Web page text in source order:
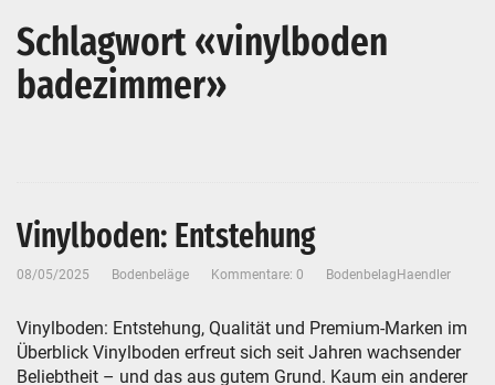
Schlagwort «vinylboden
badezimmer»
Vinylboden: Entstehung
08/05/2025 Bodenbeläge Kommentare: 0 BodenbelagHaendler
Vinylboden: Entstehung, Qualität und Premium-Marken im
Überblick Vinylboden erfreut sich seit Jahren wachsender
Beliebtheit – und das aus gutem Grund. Kaum ein anderer